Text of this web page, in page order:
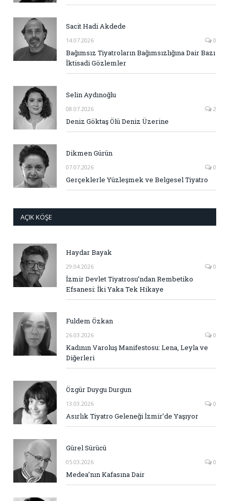
Sacit Hadi Akdede
14.07.2026 0
Bağımsız Tiyatroların Bağımsızlığına Dair Bazı
İktisadi Gözlemler
Selin Aydınoğlu
08.07.2026 2
Deniz Göktaş Ölü Deniz Üzerine
Dikmen Gürün
07.07.2026 0
Gerçeklerle Yüzleşmek ve Belgesel Tiyatro
AÇIK KÖŞE
Haydar Bayak
29.04.2026 0
İzmir Devlet Tiyatrosu’ndan Rembetiko
Efsanesi: İki Yaka Tek Hikaye
Fuldem Özkan
26.03.2026 0
Kadının Varoluş Manifestosu: Lena, Leyla ve
Diğerleri
Özgür Duygu Durgun
13.03.2026 0
Asırlık Tiyatro Geleneği İzmir’de Yaşıyor
Gürel Sürücü
05.03.2026 0
Medea’nın Kafasına Dair